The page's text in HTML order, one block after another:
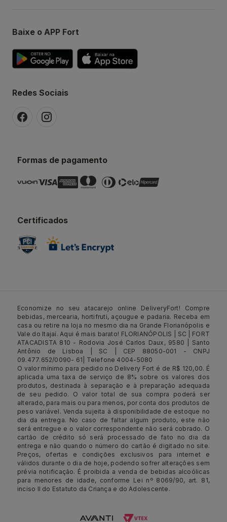
Baixe o APP Fort
Redes Sociais
Formas de pagamento
Certificados
Economize no seu atacarejo online DeliveryFort! Compre
bebidas, mercearia, hortifruti, açougue e padaria. Receba em
casa ou retire na loja no mesmo dia na Grande Florianópolis e
Vale do Itajaí. Aqui é mais barato! FLORIANÓPOLIS | SC | FORT
ATACADISTA 810 - Rodovia José Carlos Daux, 9580 | Santo
Antônio de Lisboa | SC | CEP 88050-001 - CNPJ
09.477.652/0090- 61| Telefone 4004-5080
O valor mínimo para pedido no Delivery Fort é de R$ 120,00. É
aplicada uma taxa de serviço de 8% sobre os valores dos
produtos, destinada à separação e à preparação adequada
de seu pedido. O valor total de sua compra poderá ser
alterado, para mais ou para menos, por conta dos produtos de
peso variável. Venda sujeita à disponibilidade de estoque no
dia da entrega. No caso de faltar algum produto, este não
será entregue e o valor correspondente não será cobrado. O
cartão de crédito só será processado de fato no dia da
entrega e não quando o número do cartão é digitado no site.
Preços, ofertas e condições exclusivos para internet e
válidos durante o dia de hoje, podendo sofrer alterações sem
prévia notificação. É proibida a venda de bebidas alcoólicas
para menores de idade, conforme Lei nº 8069/90, art. 81,
inciso II do Estatuto da Criança e do Adolescente.